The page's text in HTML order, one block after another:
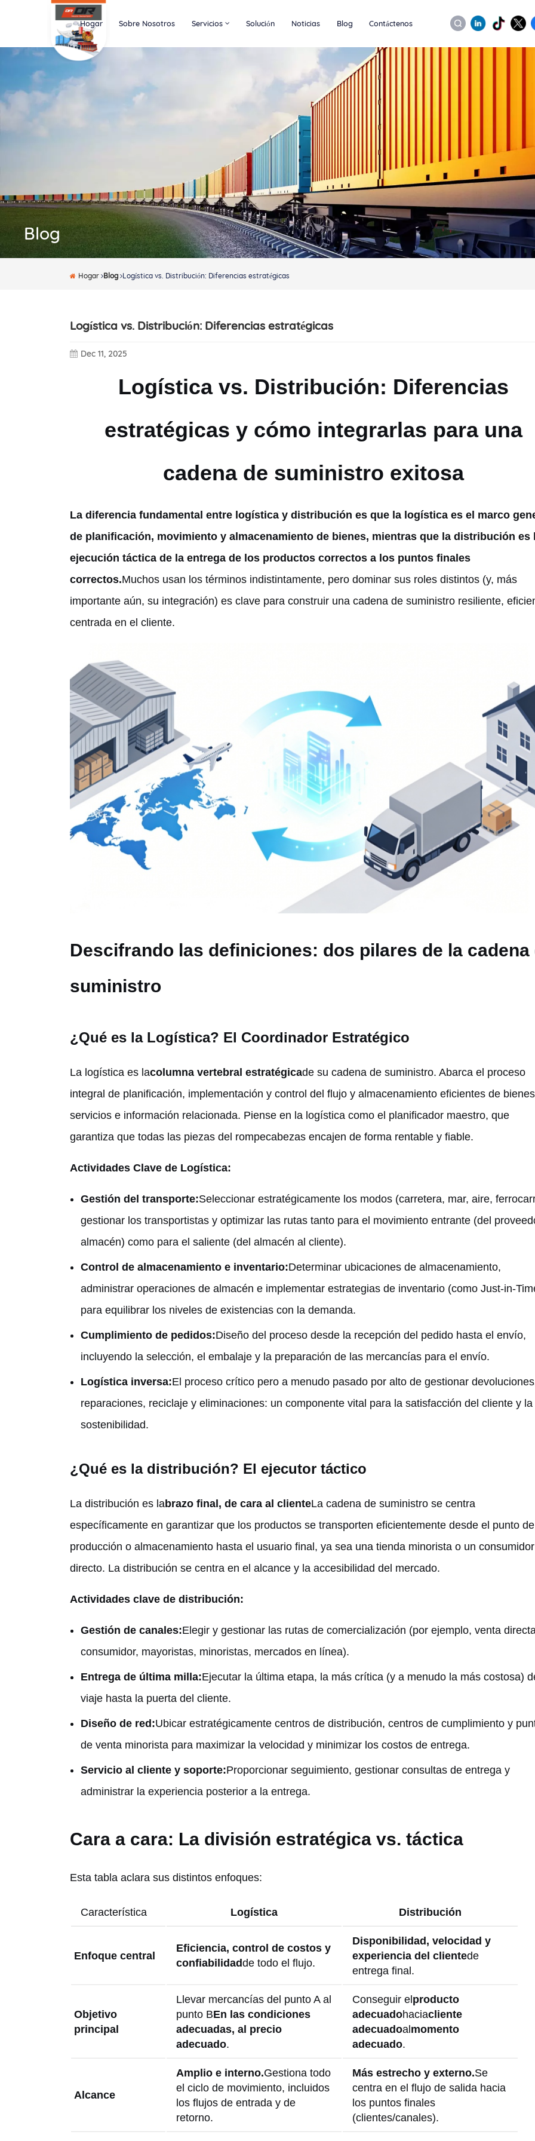
Hogar Sobre Nosotros Servicios Solución Noticias Blog Contáctenos
Blog
Hogar Blog Logística vs. Distribución: Diferencias estratégicas
Logística vs. Distribución: Diferencias estratégicas
Dec 11, 2025
Logística vs. Distribución: Diferencias
estratégicas y cómo integrarlas para una
cadena de suministro exitosa
La diferencia fundamental entre logística y distribución es que la logística es el marco
de planificación, movimiento y almacenamiento de bienes, mientras que la distribución es
ejecución táctica de la entrega de los productos correctos a los puntos finales
correctos.Muchos usan los términos indistintamente, pero dominar sus roles distintos (y, más
importante aún, su integración) es clave para construir una cadena de suministro resiliente,
centrada en el cliente.
Descifrando las definiciones: dos pilares de la cadena
suministro
¿Qué es la Logística? El Coordinador Estratégico
La logística es lacolumna vertebral estratégicade su cadena de suministro. Abarca el proceso
integral de planificación, implementación y control del flujo y almacenamiento eficientes de
servicios e información relacionada. Piense en la logística como el planificador maestro, que
garantiza que todas las piezas del rompecabezas encajen de forma rentable y fiable.
Actividades Clave de Logística:
Gestión del transporte:Seleccionar estratégicamente los modos (carretera, mar, aire,
gestionar los transportistas y optimizar las rutas tanto para el movimiento entrante (del
almacén) como para el saliente (del almacén al cliente).
Control de almacenamiento e inventario:Determinar ubicaciones de almacenamiento,
administrar operaciones de almacén e implementar estrategias de inventario (como Just-in-
para equilibrar los niveles de existencias con la demanda.
Cumplimiento de pedidos:Diseño del proceso desde la recepción del pedido hasta el envío,
incluyendo la selección, el embalaje y la preparación de las mercancías para el envío.
Logística inversa:El proceso crítico pero a menudo pasado por alto de gestionar
reparaciones, reciclaje y eliminaciones: un componente vital para la satisfacción del cliente y la
sostenibilidad.
¿Qué es la distribución? El ejecutor táctico
La distribución es labrazo final, de cara al clienteLa cadena de suministro se centra
específicamente en garantizar que los productos se transporten eficientemente desde el punto de
producción o almacenamiento hasta el usuario final, ya sea una tienda minorista o un consumidor
directo. La distribución se centra en el alcance y la accesibilidad del mercado.
Actividades clave de distribución:
Gestión de canales:Elegir y gestionar las rutas de comercialización (por ejemplo, venta
consumidor, mayoristas, minoristas, mercados en línea).
Entrega de última milla:Ejecutar la última etapa, la más crítica (y a menudo la más costosa)
viaje hasta la puerta del cliente.
Diseño de red:Ubicar estratégicamente centros de distribución, centros de cumplimiento y
de venta minorista para maximizar la velocidad y minimizar los costos de entrega.
Servicio al cliente y soporte:Proporcionar seguimiento, gestionar consultas de entrega y
administrar la experiencia posterior a la entrega.
Cara a cara: La división estratégica vs. táctica
Esta tabla aclara sus distintos enfoques:
Característica Logística Distribución
Enfoque central
Eficiencia, control de costos y
confiabilidadde todo el flujo.
Disponibilidad, velocidad y
experiencia del clientede
entrega final.
Objetivo
principal
Llevar mercancías del punto A al
punto BEn las condiciones
adecuadas, al precio
adecuado.
Conseguir elproducto
adecuadohaciacliente
adecuadoalmomento
adecuado.
Alcance
Amplio e interno.Gestiona todo
el ciclo de movimiento, incluidos
los flujos de entrada y de
retorno.
Más estrecho y externo.Se
centra en el flujo de salida hacia
los puntos finales
(clientes/canales).